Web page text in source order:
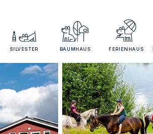
SILVESTER BAUMHAUS FERIENHAUS